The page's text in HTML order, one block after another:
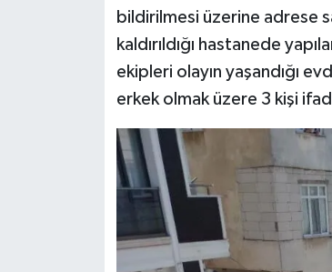
bildirilmesi üzerine adrese
kaldırıldığı hastanede
ekipleri olayın yaşandığı
erkek olmak üzere 3 kişi